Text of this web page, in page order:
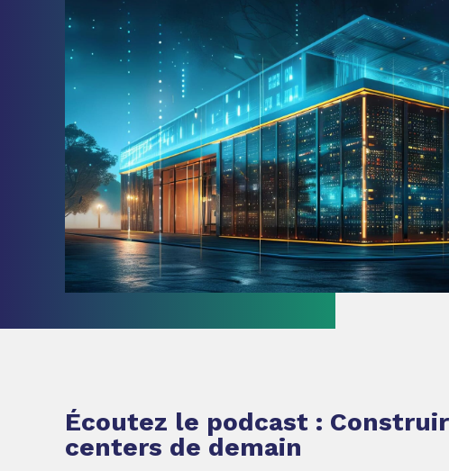
Écoutez le podcast :
centers de demain